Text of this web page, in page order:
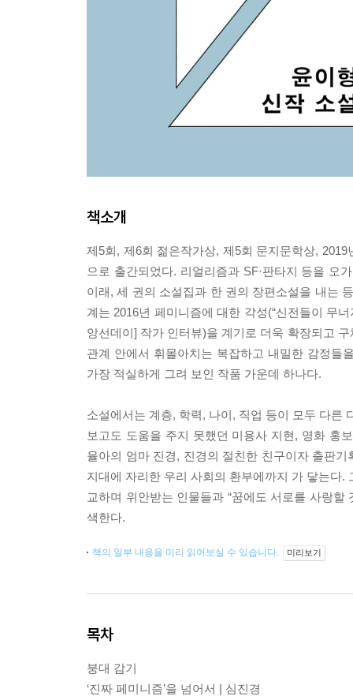
책소개
제5회, 제6회 젊은작가상, 제5회 문지문학상,
으로 출간되었다. 리얼리즘과 SF·판타지 등을 오
이래, 세 권의 소설집과 한 권의 장편소설을 내는
계는 2016년 페미니즘에 대한 각성(“신전들이 무
앙선데이] 작가 인터뷰)을 계기로 더욱 확장되고
관계 안에서 휘몰아치는 복잡하고 내밀한 감정들
가장 적실하게 그려 보인 작품 가운데 하나다.
소설에서는 계층, 학력, 나이, 직업 등이 모두 다른
보고도 도움을 주지 못했던 미용사 지현, 영화 홍
율아의 엄마 진경, 진경의 절친한 친구이자 출판
지대에 자리한 우리 사회의 환부에까지 가 닿는다
교하며 위안받는 인물들과 “꿈에도 서로를 사랑
색한다.
책의 일부 내용을 미리 읽어보실 수 있습니다. 미리보기
목차
붕대 감기
‘진짜 페미니즘’을 넘어서 | 심진경